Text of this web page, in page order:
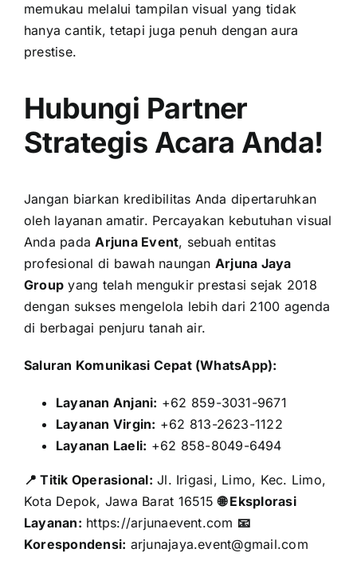
memukau melalui tampilan visual yang tidak
hanya cantik, tetapi juga penuh dengan aura
prestise.
Hubungi Partner
Strategis Acara Anda!
Jangan biarkan kredibilitas Anda dipertaruhkan
oleh layanan amatir. Percayakan kebutuhan visual
Anda padaArjuna Event, sebuah entitas
profesional di bawah naungan Arjuna Jaya
Group yang telah mengukir prestasi sejak 2018
dengan sukses mengelola lebih dari 2100 agenda
di berbagai penjuru tanah air.
Saluran Komunikasi Cepat (WhatsApp):
Layanan Anjani: +62 859-3031-9671
Layanan Virgin: +62 813-2623-1122
Layanan Laeli: +62 858-8049-6494
📍 Titik Operasional: Jl. Irigasi, Limo, Kec. Limo,
Kota Depok, Jawa Barat 16515🌐 Eksplorasi
Layanan: https://arjunaevent.com 📧
Korespondensi: arjunajaya.event@gmail.com